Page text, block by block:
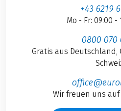
+43 6219
Mo - Fr: 09:00 -
0800 070
Gratis aus
Wir freuen uns